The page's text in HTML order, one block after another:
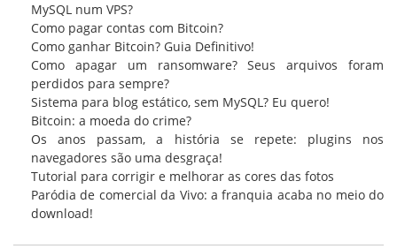
MySQL num VPS?
Como pagar contas com Bitcoin?
Como ganhar Bitcoin? Guia Definitivo!
Como apagar um ransomware? Seus arquivos foram
perdidos para sempre?
Sistema para blog estático, sem MySQL? Eu quero!
Bitcoin: a moeda do crime?
Os anos passam, a história se repete: plugins nos
navegadores são uma desgraça!
Tutorial para corrigir e melhorar as cores das fotos
Paródia de comercial da Vivo: a franquia acaba no meio do
download!